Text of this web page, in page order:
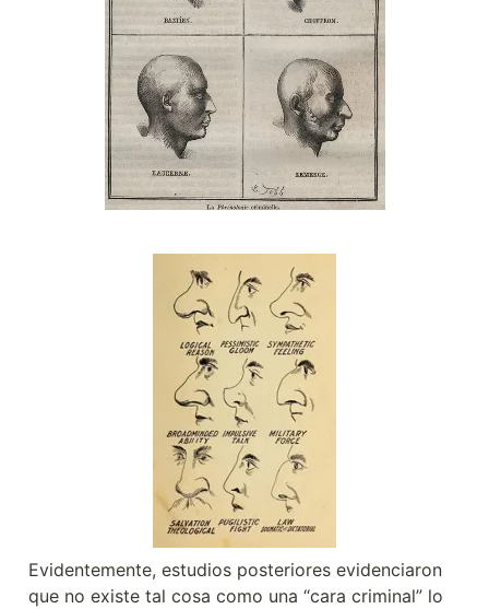
Evidentemente, estudios posteriores evidenciaron
que no existe tal cosa como una “cara criminal” lo